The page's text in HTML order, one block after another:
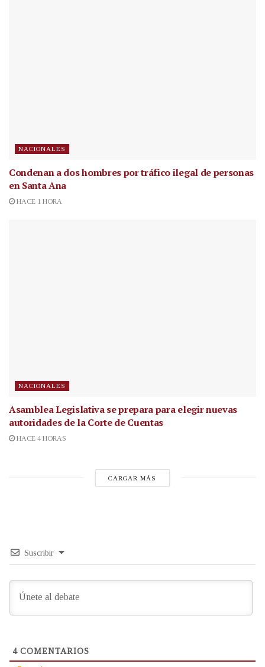
NACIONALES
Condenan a dos hombres por tráfico ilegal de personas
en Santa Ana
HACE 1 HORA
NACIONALES
Asamblea Legislativa se prepara para elegir nuevas
autoridades de la Corte de Cuentas
HACE 4 HORAS
CARGAR MÁS
Suscribir
4COMENTARIOS